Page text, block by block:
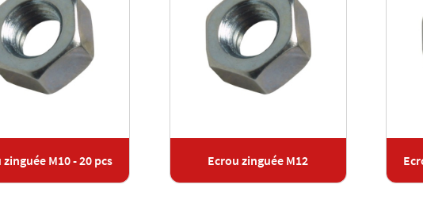
zinguée M10 - 20 pcs Ecrou zinguée M12